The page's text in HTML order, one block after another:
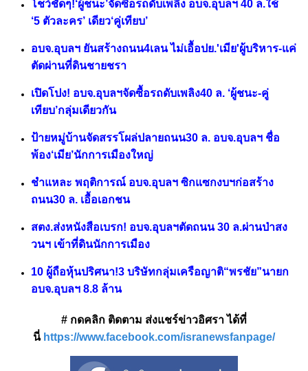
โชว์ชัดๆ!‘ผู้ชนะ’จัดซื้อรถดับเพลิง อบจ.อุบลฯ 40 ล.ใช้
‘5 ตัวละคร’ เดียว‘คู่เทียบ’
อบจ.อุบลฯ ยันสร้างถนน4เลน ไม่เอื้อปย.'เมีย'ผู้บริหาร-แค่
ตัดผ่านที่ดินชายชรา
เปิดโปง! อบจ.อุบลฯจัดซื้อรถดับเพลิง40 ล. ‘ผู้ชนะ-คู่
เทียบ’กลุ่มเดียวกัน
ป้ายหมู่บ้านจัดสรรโผล่ปลายถนน30 ล. อบจ.อุบลฯ ชื่อ
พ้อง‘เมีย’นักการเมืองใหญ่
ชำแหละ พฤติการณ์ อบจ.อุบลฯ ซิกแซกงบฯก่อสร้าง
ถนน30 ล. เอื้อเอกชน
สตง.ส่งหนังสือเบรก! อบจ.อุบลฯตัดถนน 30 ล.ผ่านป่าสง
วนฯ เข้าที่ดินนักการเมือง
10 ผู้ถือหุ้นปริศนา!3 บริษัทกลุ่มเครือญาติ“พรชัย”นายก
อบจ.อุบลฯ 8.8 ล้าน
# กดคลิก ติดตาม ส่งแชร์ข่าวอิศรา ได้ที่
นี่ https://www.facebook.com/isranewsfanpage/